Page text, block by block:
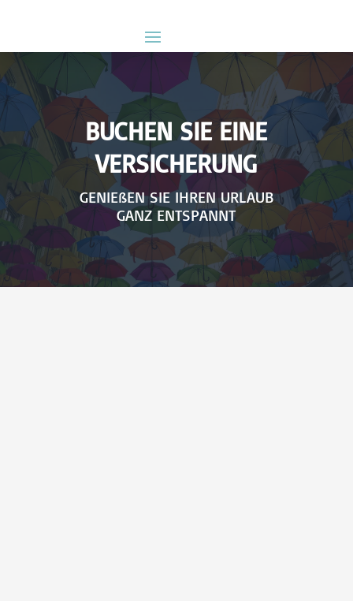
BUCHEN SIE EINE
VERSICHERUNG
GENIEßEN SIE IHREN URLAUB
GANZ ENTSPANNT